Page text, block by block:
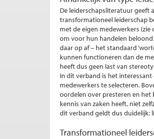
De leiderschapsliteratuur geeft
transformationeel leiderschap
met de eigen medewerkers (zie
om voor hun handelen
daar op af – het standaard
kunnen functioneren dan de
heeft dus geen last van
In dit verband is het interessant
medewerkers te selecteren.
oordelen over presteren en het
kennis van zaken heeft, niet
dit verband geldt dus duidelijk:
Transformationeel